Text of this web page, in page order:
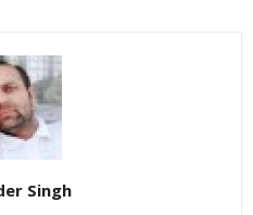
Singh